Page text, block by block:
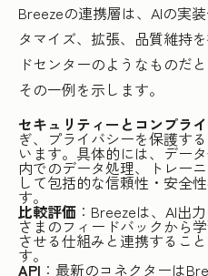
Breezeの連携層は、AIの実
タマイズ、拡張、品質維持
ドセンターのようなものだ
その一例を示します。
セキュリティーとコンプラ
ぎ、プライバシーを保護す
います。具体的には、デー
内でのデータ処理、トレー
して包括的な信頼性・安全
す。
比較評価 ：Breezeは、AI出
さまのフィードバックから
させる仕組みと連携するこ
す。
API ：最新のコネクターは